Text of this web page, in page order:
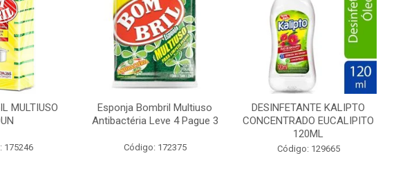
MULTIUSO
175246
Esponja Bombril Multiuso
Antibactéria Leve 4 Pague 3
Código: 172375
DESINFETANTE KALIPTO
CONCENTRADO EUCALIPITO
120ML
Código: 129665